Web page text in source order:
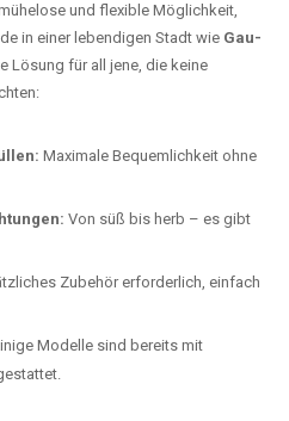
und flexible Möglichkeit,
in einer lebendigen Stadt wie Gau-
Lösung für all jene, die keine
Maximale Bequemlichkeit ohne
Von süß bis herb – es gibt
Zubehör erforderlich, einfach
Modelle sind bereits mit